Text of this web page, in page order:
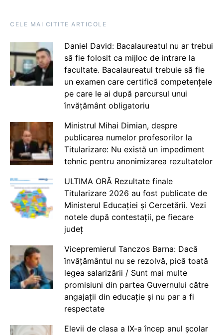
CELE MAI CITITE ARTICOLE
Daniel David: Bacalaureatul nu ar trebui
să fie folosit ca mijloc de intrare la
facultate. Bacalaureatul trebuie să fie
un examen care certifică competențele
pe care le ai după parcursul unui
învățământ obligatoriu
Ministrul Mihai Dimian, despre
publicarea numelor profesorilor la
Titularizare: Nu există un impediment
tehnic pentru anonimizarea rezultatelor
ULTIMA ORĂ Rezultate finale
Titularizare 2026 au fost publicate de
Ministerul Educației și Cercetării. Vezi
notele după contestații, pe fiecare
județ
Vicepremierul Tanczos Barna: Dacă
învățământul nu se rezolvă, pică toată
legea salarizării / Sunt mai multe
promisiuni din partea Guvernului către
angajații din educație și nu par a fi
respectate
Elevii de clasa a IX-a încep anul școlar